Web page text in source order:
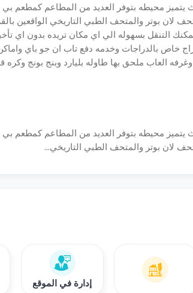
محيطه بتوفر العديد من المطاعم كمطعم بي
لان بوتر والمتحف الطبي التاريخي الواقعين
التنقل بسهوله الي اي مكان تريده بدون اي
خاص بالدراجات وخدمه دفع تاب ان جو باي
العاب ملحق بها طاوله بليارد وبنج بونج وكره
محيطه بتوفر العديد من المطاعم كمطعم بي
لان بوتر والمتحف الطبي التاريخي...
إدارة في الموقع